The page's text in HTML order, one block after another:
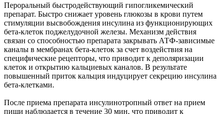
Пероральный быстродействующий гипогликемический
препарат. Быстро снижает уровень глюкозы в крови путем
стимуляции высвобождения инсулина из функционирующих
бета-клеток поджелудочной железы. Механизм действия
связан со способностью препарата закрывать АТФ-зависимые
каналы в мембранах бета-клеток за счет воздействия на
специфические рецепторы, что приводит к деполяризации
клеток и открытию кальциевых каналов. В результате
повышенный приток кальция индуцирует секрецию инсулина
бета-клетками.
После приема препарата инсулинотропный ответ на прием
пищи наблюдается в течение 30 мин, что приводит к